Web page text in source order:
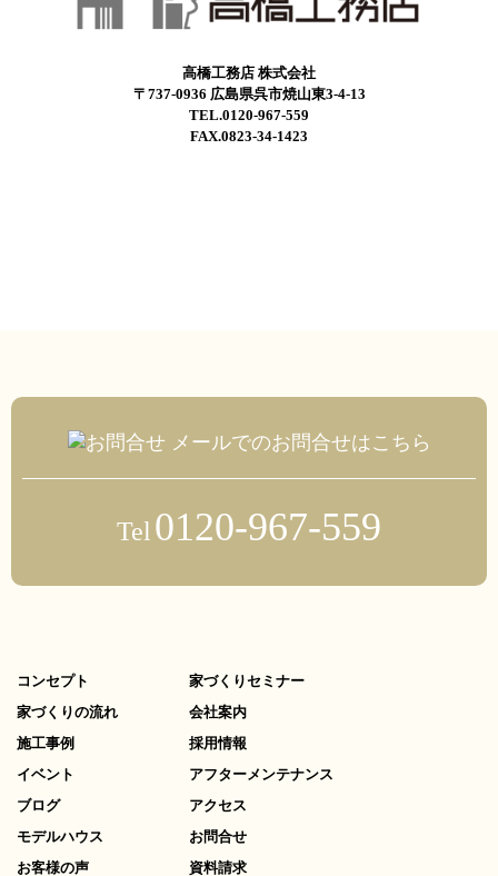
高橋工務店 株式会社
〒737-0936 広島県呉市焼山東3-4-13
TEL.0120-967-559
FAX.0823-34-1423
メールでのお問合せはこちら
Tel0120-967-559
コンセプト
家づくりの流れ
施工事例
イベント
ブログ
モデルハウス
お客様の声
家づくりセミナー
会社案内
採用情報
アフターメンテナンス
アクセス
お問合せ
資料請求